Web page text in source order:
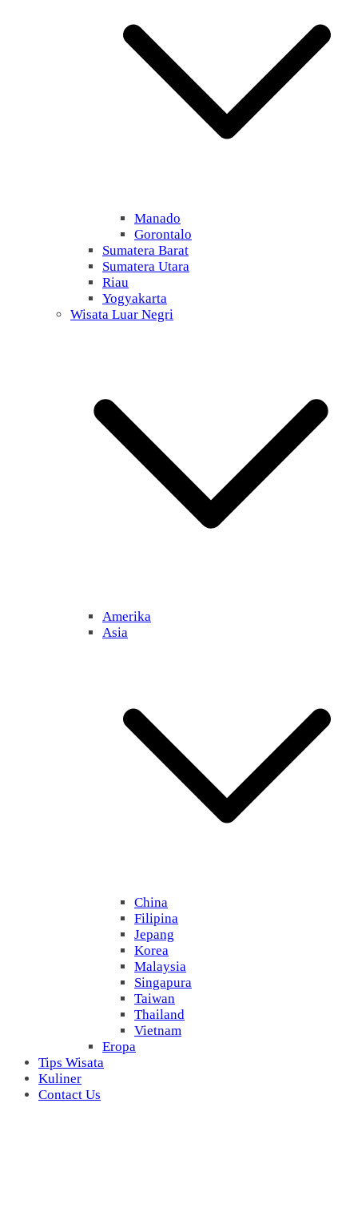
Manado
Gorontalo
Sumatera Barat
Sumatera Utara
Riau
Yogyakarta
Wisata Luar Negri
Amerika
Asia
China
Filipina
Jepang
Korea
Malaysia
Singapura
Taiwan
Thailand
Vietnam
Eropa
Tips Wisata
Kuliner
Contact Us